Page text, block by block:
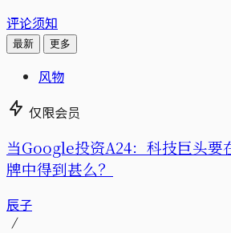
评论须知
最新 更多
风物
仅限会员
当Google投资A24：科技巨头
牌中得到甚么？
辰子